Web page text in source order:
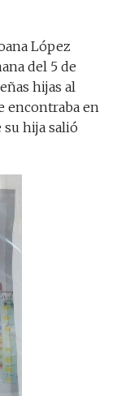
López
del 5 de
hijas al
encontraba en
hija salió